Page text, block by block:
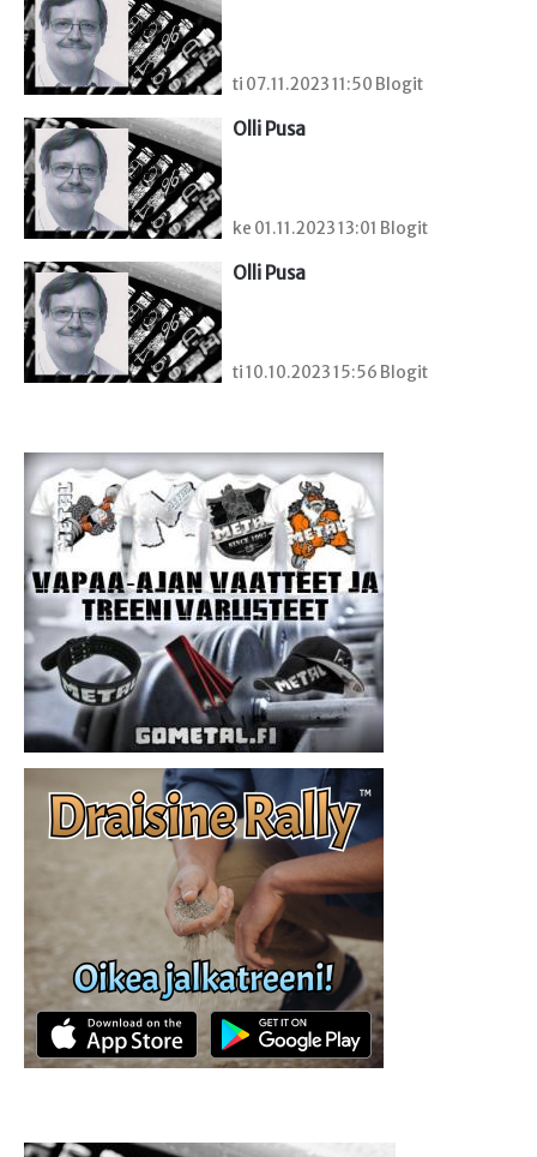
ti 07.11.2023 11:50 Blogit
Olli Pusa
ke 01.11.2023 13:01 Blogit
Olli Pusa
ti 10.10.2023 15:56 Blogit